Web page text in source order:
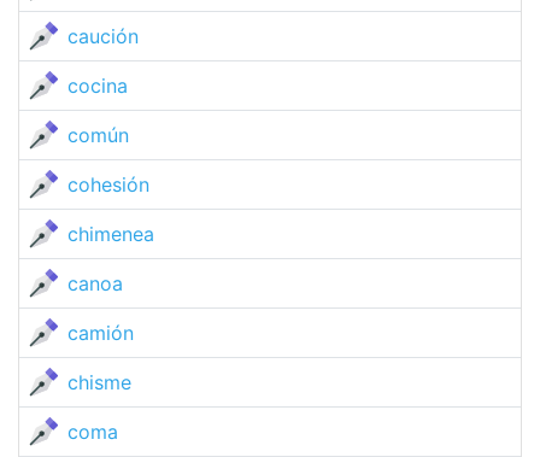
caución
cocina
común
cohesión
chimenea
canoa
camión
chisme
coma